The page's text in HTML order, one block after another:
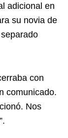
adicional en
su novia de
con
comunicado.
Nos